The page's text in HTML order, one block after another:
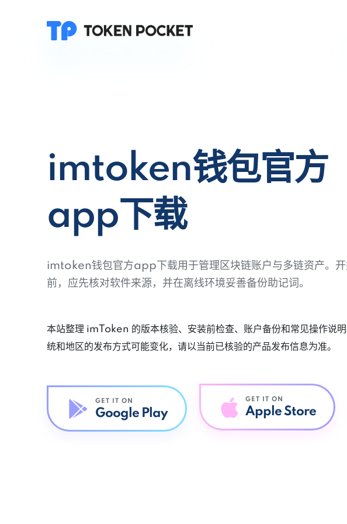
imtoken钱包官方
app下载
imtoken钱包官方app下载用于管理区块链账户与多链资产。开
前，应先核对软件来源，并在离线环境妥善备份助记词。
本站整理 imToken 的版本核验、安装前检查、账户备份和常见操作说
统和地区的发布方式可能变化，请以当前已核验的产品发布信息为准。
GET IT ON
Google Play
GET IT ON
Apple Store